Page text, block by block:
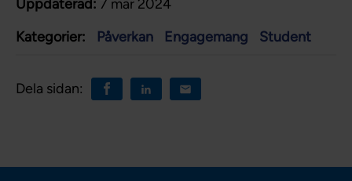
Uppdaterad: 7 mar 2024
Kategorier:
Påverkan Engagemang Student
Dela sidan: